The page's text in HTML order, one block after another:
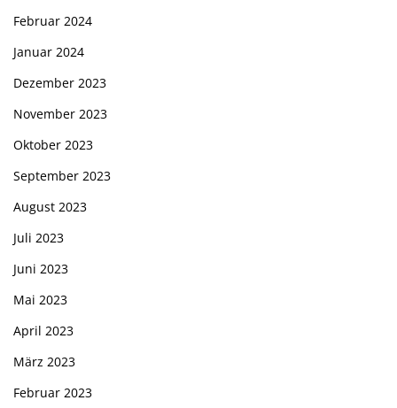
Februar 2024
Januar 2024
Dezember 2023
November 2023
Oktober 2023
September 2023
August 2023
Juli 2023
Juni 2023
Mai 2023
April 2023
März 2023
Februar 2023